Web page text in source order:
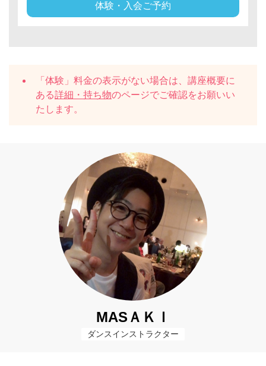
体験・入会ご予約
「体験」料金の表示がない場合は、講座概要に
ある詳細・持ち物のページでご確認をお願いい
たします。
MASＡＫＩ
ダンスインストラクター